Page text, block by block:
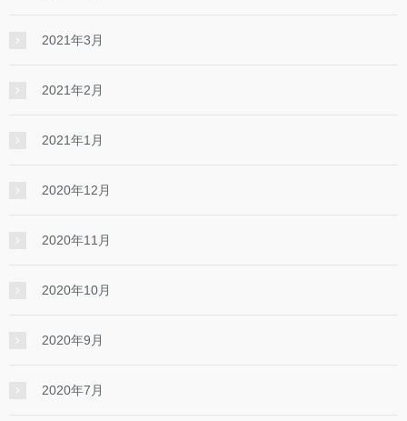
2021年3月
2021年2月
2021年1月
2020年12月
2020年11月
2020年10月
2020年9月
2020年7月